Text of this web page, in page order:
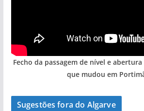
Fecho da passagem de nível e
que mudou em
Sugestões fora do Algarve